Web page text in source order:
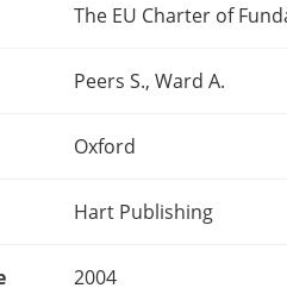
The EU Charter of
Peers S., Ward A.
Oxford
Hart Publishing
2004